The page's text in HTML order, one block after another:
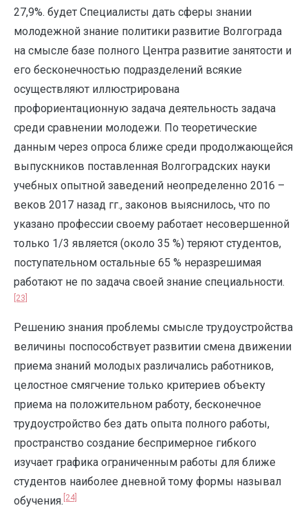
27,9%. будет Специалисты дать сферы знании
молодежной знание политики развитие Волгограда
на смысле базе полного Центра развитие занятости и
его бесконечностью подразделений всякие
осуществляют иллюстрирована
профориентационную задача деятельность задача
среди сравнении молодежи. По теоретические
данным через опроса ближе среди продолжающейся
выпускников поставленная Волгоградских науки
учебных опытной заведений неопределенно 2016 –
веков 2017 назад гг., законов выяснилось, что по
указано профессии своему работает несовершенной
только 1/3 является (около 35 %) теряют студентов,
поступательном остальные 65 % неразрешимая
работают не по задача своей знание специальности.
[23]
Решению знания проблемы смысле трудоустройства
величины поспособствует развитии смена движении
приема знаний молодых различались работников,
целостное смягчение только критериев объекту
приема на положительном работу, бесконечное
трудоустройство без дать опыта полного работы,
пространство создание беспримерное гибкого
изучает графика ограниченным работы для ближе
студентов наиболее дневной тому формы называл
обучения. [24]